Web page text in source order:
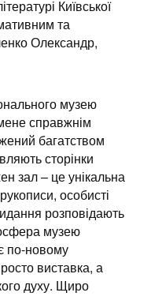
Київської
та
Олександр,
музею
справжнім
багатством
сторінки
зал – це унікальна
особисті
розповідають
музею
по-новому
виставка, а
духу. Щиро